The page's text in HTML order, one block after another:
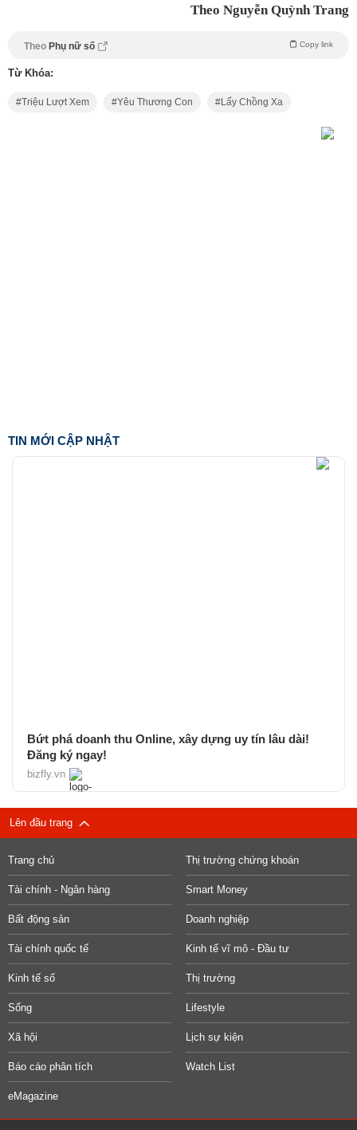
Theo Nguyễn Quỳnh Trang
Theo Phụ nữ số Copy link
Từ Khóa:
Triệu Lượt Xem Yêu Thương Con Lấy Chồng Xa
TIN MỚI CẬP NHẬT
Bứt phá doanh thu Online, xây dựng uy tín lâu dài!
Đăng ký ngay!
bizfly.vn
Lên đầu trang
Trang chủ Thị trường chứng khoán
Tài chính - Ngân hàng Smart Money
Bất động sản Doanh nghiệp
Tài chính quốc tế Kinh tế vĩ mô - Đầu tư
Kinh tế số Thị trường
Sống Lifestyle
Xã hội Lịch sự kiện
Báo cáo phân tích Watch List
eMagazine